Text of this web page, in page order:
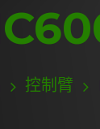
控制臂